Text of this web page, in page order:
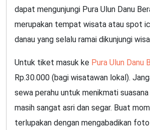
dapat mengunjungi Pura Ulun Danu
merupakan tempat wisata atau spot
danau yang selalu ramai dikunjungi
Untuk tiket masuk ke Pura Ulun Danu
Rp.30.000 (bagi wisatawan lokal).
sewa perahu untuk menikmati suasana
masih sangat asri dan segar. Buat
terlupakan dengan mengabadikan